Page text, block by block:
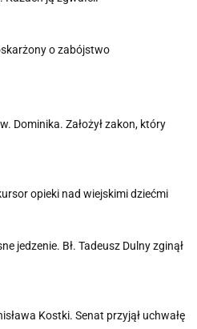
o zabójstwo
Dominika. Założył zakon, który
opieki nad wiejskimi dziećmi
jedzenie. Bł. Tadeusz Dulny zginął
Kostki. Senat przyjął uchwałę